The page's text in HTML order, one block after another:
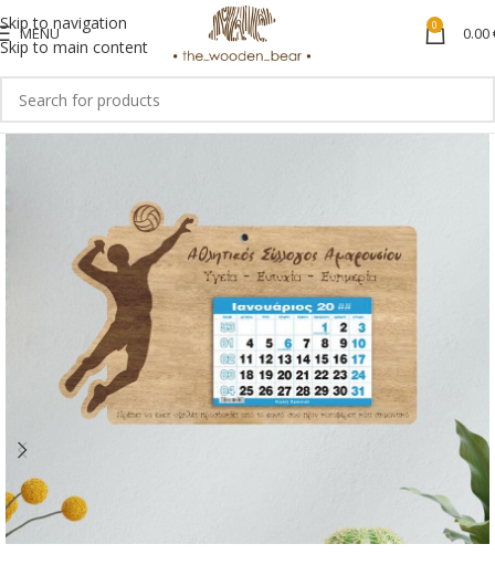
Skip to navigation
Skip to main content
MENU 0 0.00